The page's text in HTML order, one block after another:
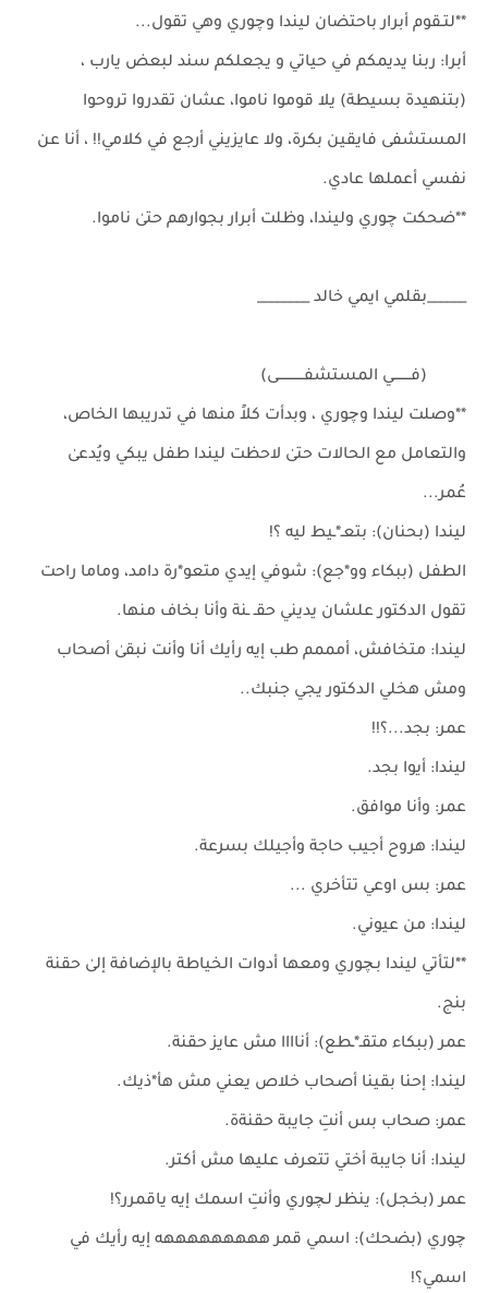
**لتـقوم أبرار باحتضان ليندا وچوري وهي تقول...
أبرا: ربنا يديمكم في حياتي و يجعلكم سند لبعض يارب ،
(بتنهيدة بسيطة) يلا قوموا ناموا، عشان تقدروا تروحوا
المستشفى فايقين بكرة، ولا عايزيني أرجع في كلامي!! ، أنا عن
نفسي أعملها عادي.
**ضحكت چوري وليندا، وظلت أبرار بجوارهم حتىٰ ناموا.
______بقلمي ايمي خالد ________
(فــــــــي المستشفــــــــــــى)
**وصلت ليندا وچوري ، وبدأت كلاً منها في تدريبها الخاص،
والتعامل مع الحالات حتىٰ لاحظت ليندا طفل يبكي ويُدعىٰ
عُمر...
ليندا (بحنان): بتعـ*ـيط ليه ؟!
الطفل (ببكاء وو*جع): شوفي إيدي متعو*رة دامد، وماما راحت
تقول الدكتور علشان يديني حقـ ـنة وأنا بخاف منها.
ليندا: متخافش، أمممم طب إيه رأيك أنا وأنت نبقىٰ أصحاب
ومش هخلي الدكتور يجي جنبك..
عمر: بجد...؟!!
ليندا: أيوا بجد.
عمر: وأنا موافق.
ليندا: هروح أجيب حاجة وأجيلك بسرعة.
عمر: بس اوعي تتأخري ...
ليندا: من عيوني.
**لتأتي ليندا بـچوري ومعها أدوات الخياطة بالإضافة إلىٰ حقنة
بنج.
عمر (ببكاء متقـ*ـطع): أناااا مش عايز حقنة.
ليندا: إحنا بقينا أصحاب خلاص يعني مش هأ*ذيك.
عمر: صحاب بس أنتِ جايبة حقنةة.
ليندا: أنا جايبة أختي تتعرف عليها مش أكتر.
عمر (بخجل): ينظر لـچوري وأنتِ اسمك إيه ياقمرر؟!
چوري (بضحك): اسمي قمر هههههههههه إيه رأيك في
اسمي؟!